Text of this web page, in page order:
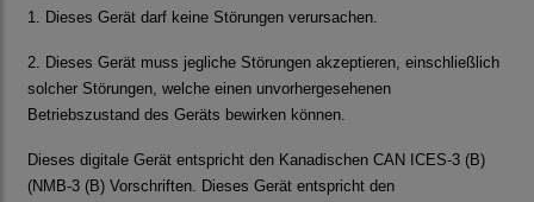
1. Dieses Gerät darf keine Störungen verursachen.
2. Dieses Gerät muss jegliche Störungen akzeptieren, einschließlich
solcher Störungen, welche einen unvorhergesehenen
Betriebszustand des Geräts bewirken können.
Dieses digitale Gerät entspricht den Kanadischen CAN ICES-3 (B)
(NMB-3 (B) Vorschriften. Dieses Gerät entspricht den